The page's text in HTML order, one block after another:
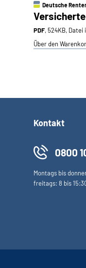
Deutsche
PDF, 524KB,
Über den
Kontakt
0800
Montags bis
freitags: 8 bis